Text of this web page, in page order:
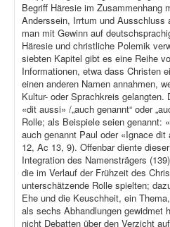
Begriff Häresie im Zusammenhang
Anderssein, Irrtum und Ausschluss
man mit Gewinn auf
Häresie und christliche Polemik
siebten Kapitel gibt es eine Reihe
Informationen, etwa dass Christen
einen anderen Namen annahmen,
Kultur- oder Sprachkreis gelangten.
«dit aussi» /„auch genannt“ oder
Rolle; als Beispiele seien genannt:
auch genannt Paul oder «Ignace
12, Ac 13, 9). Offenbar diente
Integration des Namensträgers
die im Verlauf der Frühzeit des
unterschätzende Rolle spielten;
Ehe und die Keuschheit, ein
als sechs Abhandlungen gewidmet
nicht Debatten über den Verzicht